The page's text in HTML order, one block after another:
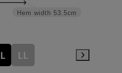
Hem width 53.5cm
L LL